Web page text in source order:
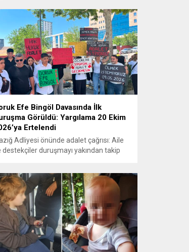
Efe Bingöl Davasında İlk
Görüldü: Yargılama 20 Ekim
Ertelendi
Adliyesi önünde adalet çağrısı: Aile
destekçiler duruşmayı yakından takip
kapsamında açılan davanın
duruşması Elazığ 2. Ağır Ceza
görüldü. Kamuoyunun
takip ettiği davanın ilk duruşması
Doruk Efe Bingöl’ün ailesine
olmak isteyen çok...